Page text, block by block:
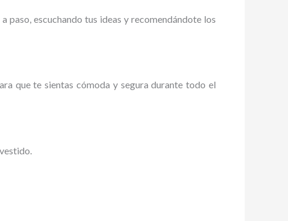
paso, escuchando tus ideas y recomendándote los
que te sientas cómoda y segura durante todo el